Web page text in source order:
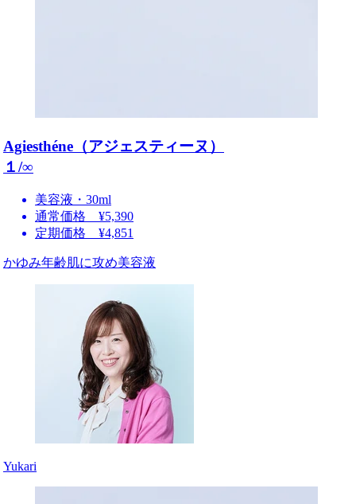
Agiesthéne（アジェスティーヌ）
１/∞
美容液・30ml
通常価格 ¥5,390
定期価格 ¥4,851
かゆみ年齢肌に攻め美容液
Yukari